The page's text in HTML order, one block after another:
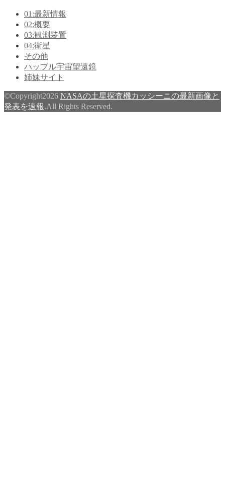
01:最新情報
02:概要
03:観測装置
04:衛星
その他
ハッブル宇宙望遠鏡
姉妹サイト
©Copyright2026 NASAの土星探査機カッシーニの最新画像と
発表を速報.All Rights Reserved.